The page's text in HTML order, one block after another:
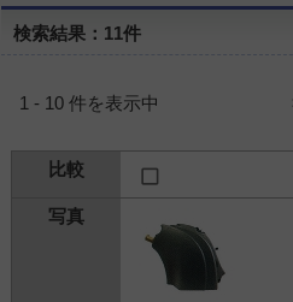
検索結果：11件
1 - 10 件を表示中